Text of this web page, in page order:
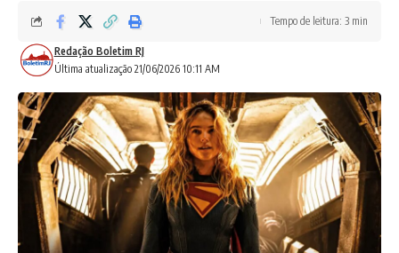
Última atualização 21/06/2026 10:11 AM
Redação Boletim RJ
Tempo de leitura: 3 min